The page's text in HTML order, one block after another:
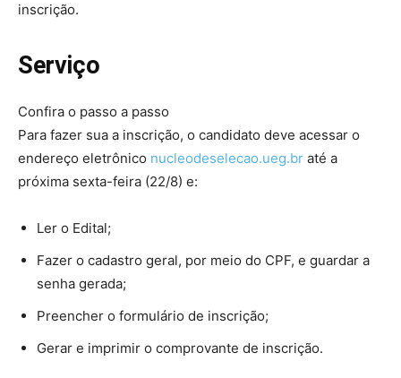
inscrição.
Serviço
Confira o passo a passo
Para fazer sua a inscrição, o candidato deve acessar o
endereço eletrônico nucleodeselecao.ueg.br até a
próxima sexta-feira (22/8) e:
Ler o Edital;
Fazer o cadastro geral, por meio do CPF, e guardar a
senha gerada;
Preencher o formulário de inscrição;
Gerar e imprimir o comprovante de inscrição.